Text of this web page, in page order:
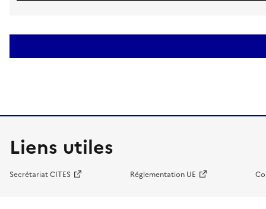
Liens utiles
Secrétariat CITES Réglementation UE